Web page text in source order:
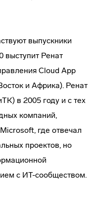
выпускники
выступит Ренат
Cloud App
и Африка). Ренат
в 2005 году и с тех
компаний,
где отвечал
проектов, но
с ИТ-сообществом.